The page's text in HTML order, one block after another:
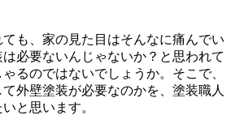
も、家の見た目はそんなに痛んでい
必要ないんじゃないか？と思われて
るのではないでしょうか。そこで、
外壁塗装が必要なのかを、塗装職人
と思います。